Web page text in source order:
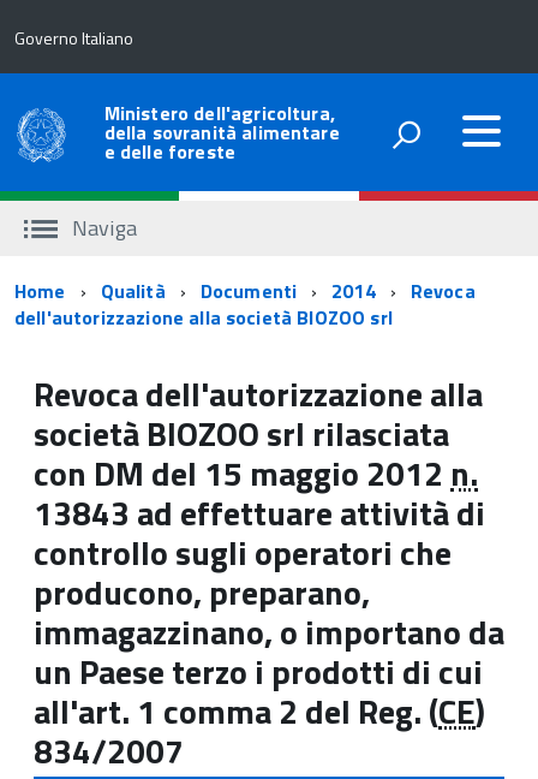
Governo Italiano
Ministero dell'agricoltura,
della sovranità alimentare
e delle foreste
Naviga
Percorso
di
navigazione
Home Qualità Documenti 2014
Revoca
dell'autorizzazione alla società BIOZOO srl
Revoca dell'autorizzazione alla
società BIOZOO srl rilasciata
con DM del 15 maggio 2012 n.
13843 ad effettuare attività di
controllo sugli operatori che
producono, preparano,
immagazzinano, o importano da
un Paese terzo i prodotti di cui
all'art. 1 comma 2 del Reg. (CE)
834/2007